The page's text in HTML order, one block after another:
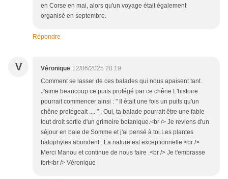
en Corse en mai, alors qu'un voyage était également
organisé en septembre.
Répondre
V Véronique 12/06/2025 20:19
Comment se lasser de ces balades qui nous apaisent tant.
J'aime beaucoup ce puits protégé par ce chêne L'histoire
pourrait commencer ainsi : " Il était une fois un puits qu'un
chêne protégeait .... " . Oui, ta balade pourrait être une fable
tout droit sortie d'un grimoire botanique.<br /> Je reviens d'un
séjour en baie de Somme et j'ai pensé à toi.Les plantes
halophytes abondent . La nature est exceptionnelle.<br />
Merci Manou et continue de nous faire .<br /> Je t'embrasse
fort<br /> Véronique